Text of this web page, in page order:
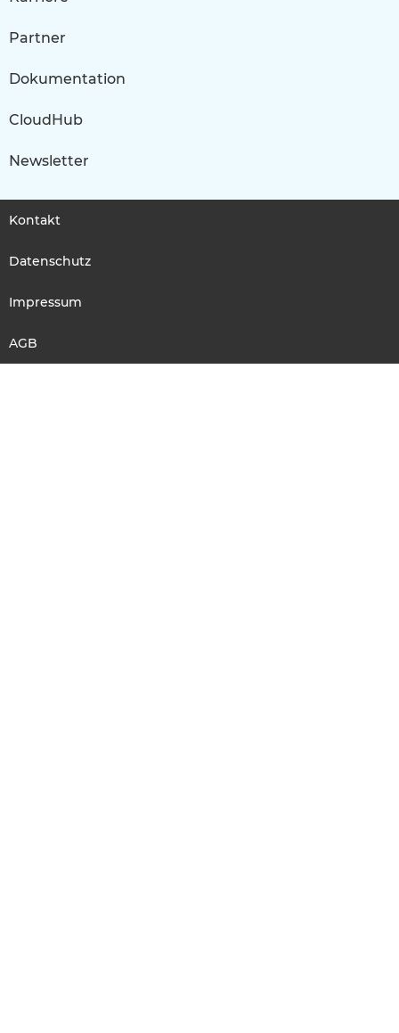
Partner
Dokumentation
CloudHub
Newsletter
Kontakt
Datenschutz
Impressum
AGB